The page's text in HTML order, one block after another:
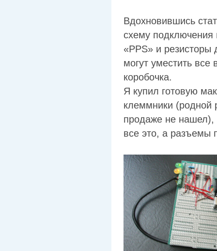
Вдохновившись
схему подключения
«PPS» и
могут уместить
коробочка.
Я купил готовую
клеммники (родной
продаже не нашел),
все это, а разъемы